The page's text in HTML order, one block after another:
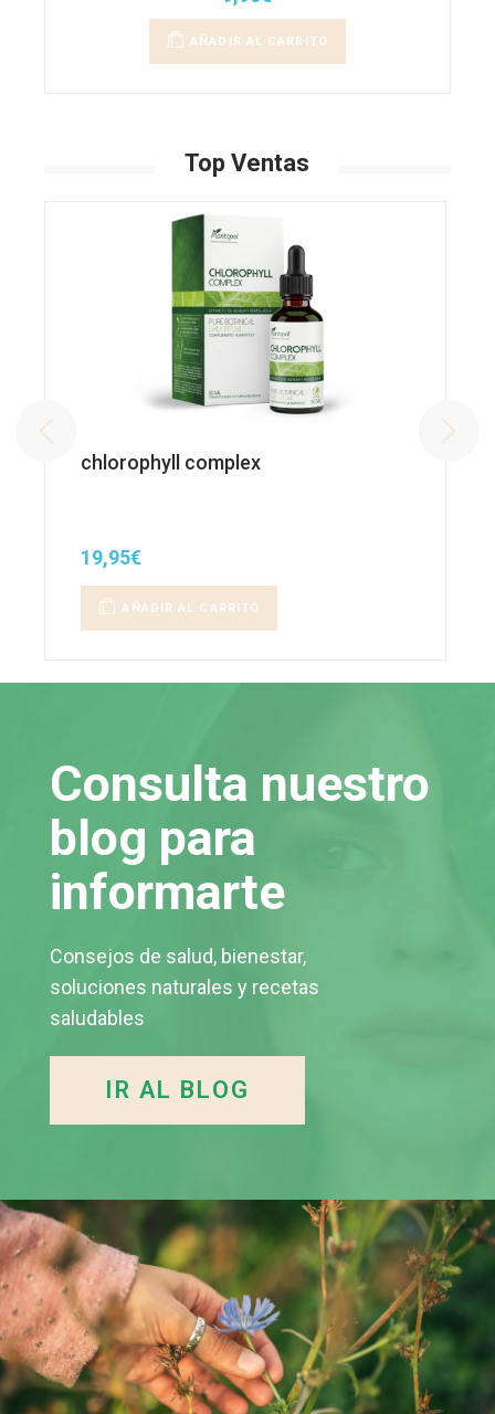
AÑADIR AL CARRITO
Top Ventas
chlorophyll complex
19,95€
AÑADIR AL CARRITO
Consulta nuestro
blog para
informarte
Consejos de salud, bienestar,
soluciones naturales y recetas
saludables
IR AL BLOG